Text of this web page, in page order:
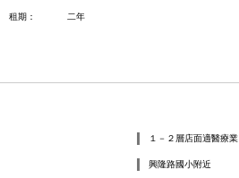
租期： 二年
１－２層店面適醫療業
興隆路國小附近